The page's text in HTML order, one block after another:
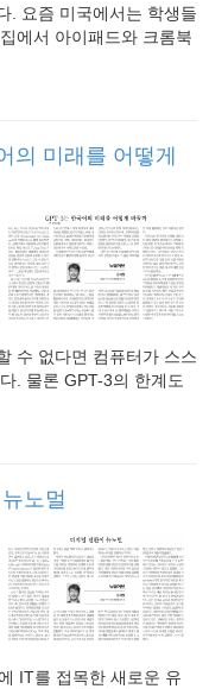
. 요즘 미국에서는 학생들
에서 아이패드와 크롬북
의 미래를 어떻게
수 없다면 컴퓨터가 스스
. 물론 GPT-3의 한계도
노멀
IT를 접목한 새로운 유